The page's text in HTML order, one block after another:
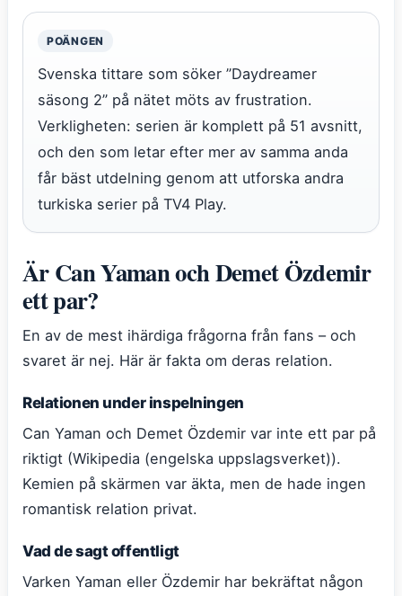
POÄNGEN
Svenska tittare som söker ”Daydreamer
säsong 2” på nätet möts av frustration.
Verkligheten: serien är komplett på 51 avsnitt,
och den som letar efter mer av samma anda
får bäst utdelning genom att utforska andra
turkiska serier på TV4 Play.
Är Can Yaman och Demet Özdemir
ett par?
En av de mest ihärdiga frågorna från fans – och
svaret är nej. Här är fakta om deras relation.
Relationen under inspelningen
Can Yaman och Demet Özdemir var inte ett par på
riktigt (Wikipedia (engelska uppslagsverket)).
Kemien på skärmen var äkta, men de hade ingen
romantisk relation privat.
Vad de sagt offentligt
Varken Yaman eller Özdemir har bekräftat någon